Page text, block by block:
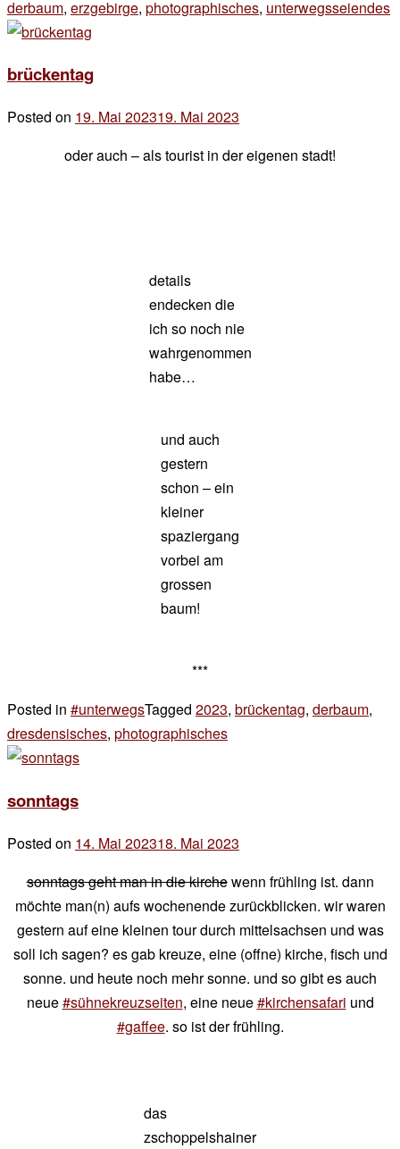
derbaum, erzgebirge, photographisches, unterwegsseiendes
brückentag
Posted on 19. Mai 202319. Mai 2023
chef
oder auch – als tourist in der eigenen stadt!
details
endecken die
ich so noch nie
wahrgenommen
habe…
und auch
gestern
schon – ein
kleiner
spaziergang
vorbei am
grossen
baum!
***
Posted in #unterwegsTagged 2023, brückentag, derbaum,
dresdensisches, photographisches
sonntags
Posted on 14. Mai 202318. Mai 2023
chef
sonntags geht man in die kirchewenn frühling ist. dann
möchte man(n) aufs wochenende zurückblicken. wir waren
gestern auf eine kleinen tour durch mittelsachsen und was
soll ich sagen? es gab kreuze, eine (offne) kirche, fisch und
sonne. und heute noch mehr sonne. und so gibt es auch
neue#sühnekreuzseiten, eine neue#kirchensafari und
#gaffee. so ist der frühling.
das
zschoppelshainer